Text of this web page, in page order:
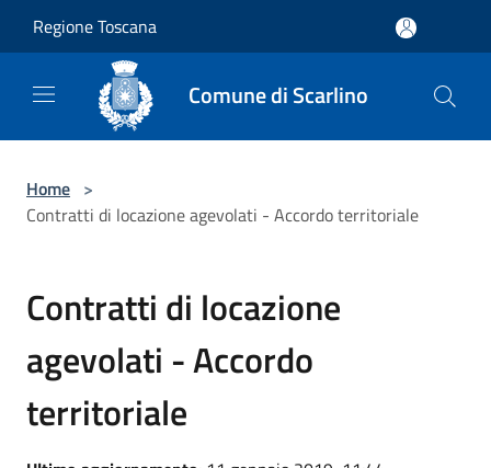
Regione Toscana
Comune di Scarlino
Home >
Contratti di locazione agevolati - Accordo territoriale
Contratti di locazione
agevolati - Accordo
territoriale